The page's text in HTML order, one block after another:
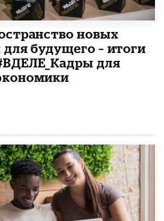
новых
будущего – итоги
для